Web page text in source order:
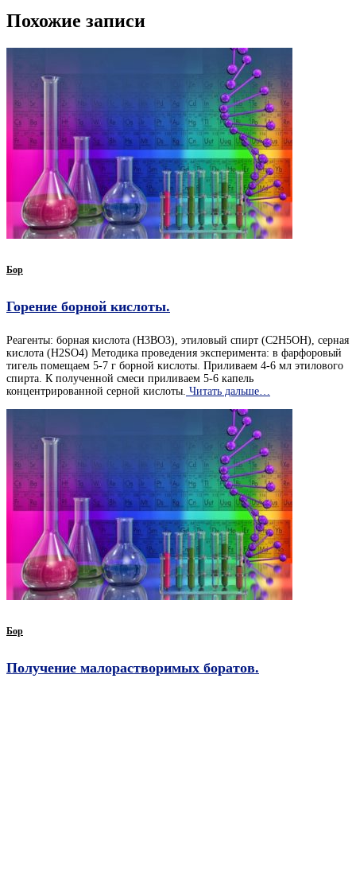
Похожие записи
Бор
Горение борной кислоты.
Реагенты: борная кислота (H3BO3), этиловый спирт (C2H5OH), серная
кислота (H2SO4) Методика проведения эксперимента: в фарфоровый
тигель помещаем 5-7 г борной кислоты. Приливаем 4-6 мл этилового
спирта. К полученной смеси приливаем 5-6 капель
концентрированной серной кислоты. Читать дальше…
Бор
Получение малорастворимых боратов.